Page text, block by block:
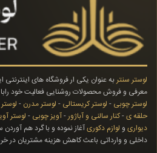
لوستر سنتربه عنوان یکی ار فروشگاه های
معرفی و فروش محصولات روشنایی فعالیت خود
لوستر چوبی - لوستر کریستالی - لوستر مدرن -
حلقه ی-کنار سالنی و آباژور-آویز چوبی -لوستر
دیواری و لوازم دکوریآغاز نموده و با گرد هم
داخلی و وارداتی باعث کاهش هزینه مشتریان در